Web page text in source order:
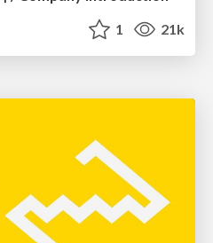
1 21k